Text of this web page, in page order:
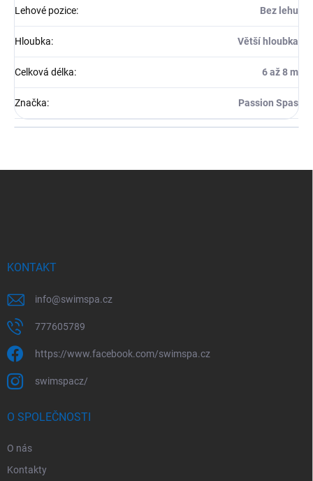
Lehové pozice: Bez lehu
Hloubka: Větší hloubka
Celková délka: 6 až 8 m
Značka: Passion Spas
KONTAKT
info@swimspa.cz
777605789
https://www.facebook.com/swimspa.cz
swimspacz/
O SPOLEČNOSTI
O nás
Kontakty